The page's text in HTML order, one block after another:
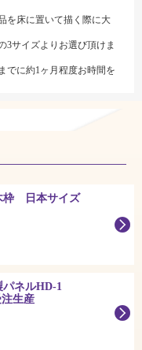
を床に置いて描く際に大
3サイズよりお選び頂けま
でに約1ヶ月程度お時間を
枠 日本サイズ
パネルHD-1
生産